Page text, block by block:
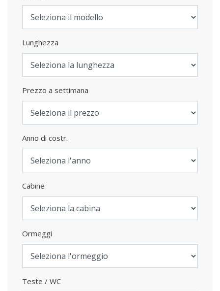
Lunghezza
Prezzo a settimana
Anno di costr.
Cabine
Ormeggi
Teste / WC